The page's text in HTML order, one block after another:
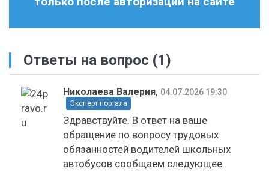
Ответы на вопрос (1)
Николаева Валерия, 04.07.2026 19:30
Эксперт портала
Здравствуйте. В ответ на ваше
обращение по вопросу трудовых
обязанностей водителей школьных
автобусов сообщаем следующее.